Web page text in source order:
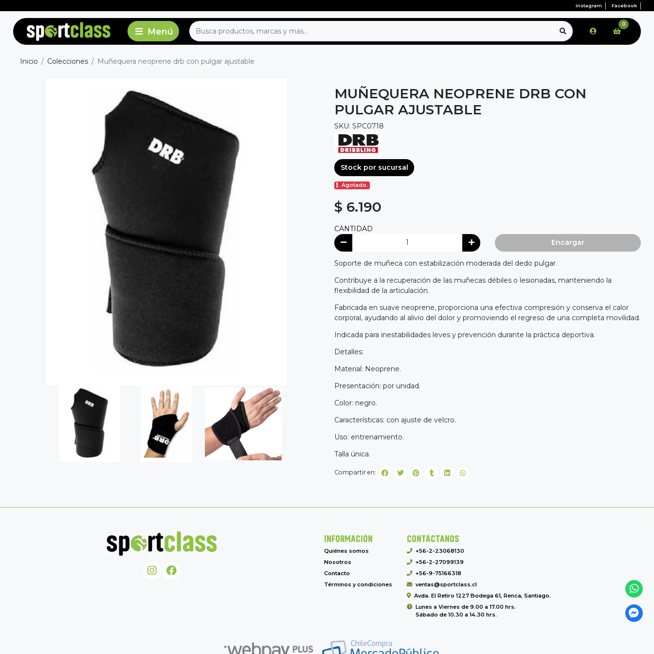
Instagram Facebook
0
Inicio Colecciones Muñequera neoprene drb con pulgar ajustable
MUÑEQUERA NEOPRENE DRB CON
PULGAR AJUSTABLE
SKU: SPC0718
Stock por sucursal
Agotado.
$ 6.190
CANTIDAD
Encargar
Soporte de muñeca con estabilización moderada del dedo pulgar.
Contribuye a la recuperación de las muñecas débiles o lesionadas, manteniendo la
flexibilidad de la articulación.
Fabricada en suave neoprene, proporciona una efectiva compresión y conserva el calor
corporal, ayudando al alivio del dolor y promoviendo el regreso de una completa movilidad.
Indicada para inestabilidades leves y prevención durante la práctica deportiva.
Detalles:
Material: Neoprene.
Presentación: por unidad.
Color: negro.
Características: con ajuste de velcro.
Uso: entrenamiento.
Talla única.
Compartir en:
INFORMACIÓN
Quiénes somos
Nosotros
Contacto
Términos y condiciones
CONTÁCTANOS
+56-2-23068130
+56-2-27099139
+56-9-75166318
ventas@sportclass.cl
Avda. El Retiro 1227 Bodega 61, Renca, Santiago.
Lunes a Viernes de 9.00 a 17.00 hrs.
Sábado de 10.30 a 14.30 hrs.